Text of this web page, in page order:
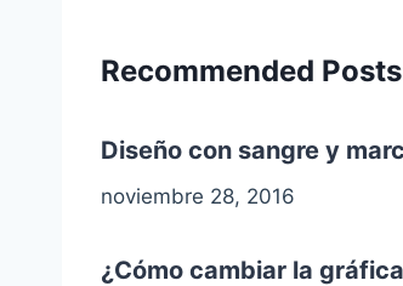
Recommended Posts
Diseño con sangre y
noviembre 28, 2016
¿Cómo cambiar la